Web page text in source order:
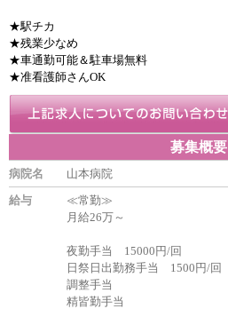
★駅チカ
★残業少なめ
★車通勤可能＆駐車場無料
★准看護師さんOK
募集概要
病院名
山本病院
給与
≪常勤≫
月給26万～
夜勤手当 15000円/回
日祭日出勤務手当 1500円/回
調整手当
精皆勤手当